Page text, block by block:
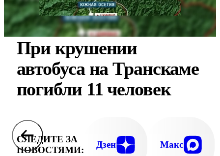
При крушении
автобуса на Транскаме
погибли 11 человек
СЛЕДИТЕ ЗА
НОВОСТЯМИ:
Дзен Макс